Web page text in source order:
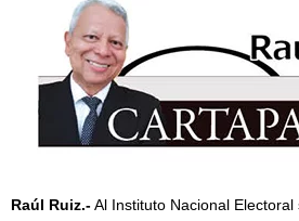
Raúl Ruiz.-Al Instituto Nacional